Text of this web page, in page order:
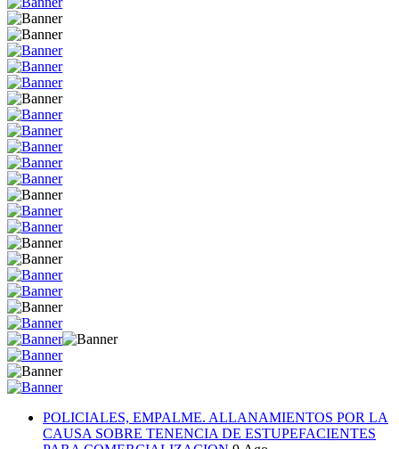
POLICIALES, EMPALME. ALLANAMIENTOS POR LA
CAUSA SOBRE TENENCIA DE ESTUPEFACIENTES